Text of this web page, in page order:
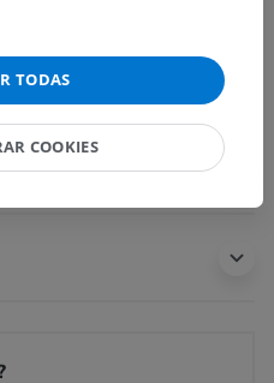
en humanos
TODAS
COOKIES